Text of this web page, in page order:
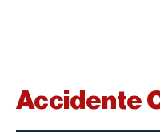
Accidente